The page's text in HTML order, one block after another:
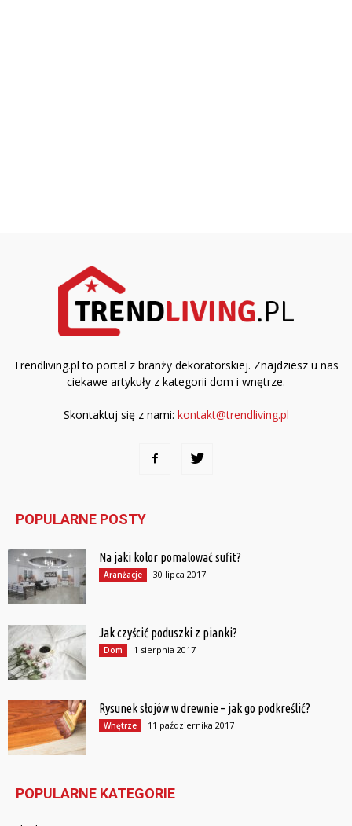
Trendliving.pl to portal z branży dekoratorskiej. Znajdziesz u nas
ciekawe artykuły z kategorii dom i wnętrze.
Skontaktuj się z nami: kontakt@trendliving.pl
POPULARNE POSTY
Na jaki kolor pomalować sufit?
Aranżacje 30 lipca 2017
Jak czyścić poduszki z pianki?
Dom 1 sierpnia 2017
Rysunek słojów w drewnie – jak go podkreślić?
Wnętrze 11 października 2017
POPULARNE KATEGORIE